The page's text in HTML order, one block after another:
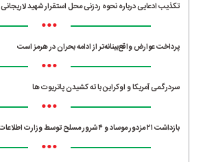
تکذیب ادعایی درباره نحوه ردزنی محل استقرار شهید لاریجانی
•••
پرداخت عوارض واقع‌بینانه‌تر از ادامه بحران در هرمز است
•••
سردرگمی آمریکا و اوکراین با ته کشیدن پاتریوت ها
•••
بازداشت ۲۱ مزدور موساد و ۴ شرور مسلح توسط وزارت اطلاعات
•••